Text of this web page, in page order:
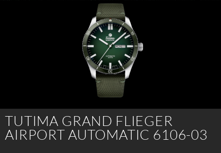
TUTIMA GRAND FLIEGER
AIRPORT AUTOMATIC 6106-03